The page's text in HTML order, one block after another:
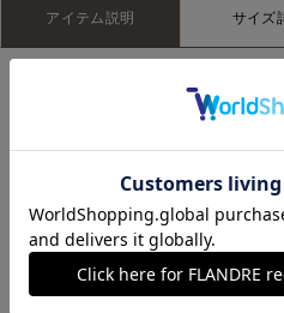
アイテム説明 サイズ
ケープの様なスリープデザイン
てくれるデザインブラウス。
裾周りには前後差を付け、スリ
セットアップで着用する事でワ
ーンにも対応できるきれいめス